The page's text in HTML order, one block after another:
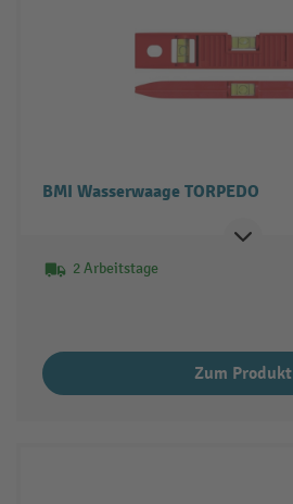
BMI Wasserwaage TORPEDO
2 Arbeitstage
Zum Produkt